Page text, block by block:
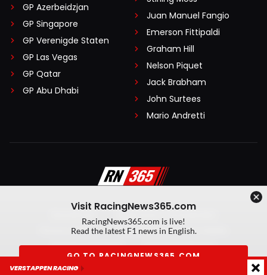
GP Azerbeidzjan
GP Singapore
GP Verenigde Staten
GP Las Vegas
GP Qatar
GP Abu Dhabi
Juan Manuel Fangio
Emerson Fittipaldi
Graham Hill
Nelson Piquet
Jack Brabham
John Surtees
Mario Andretti
Algemene voorwaarden
Privacy Policy
Created by On Your Marks
Privacy manager
Kansspeluitingen
© 2026 RacingNews365. Alle rechten voorbehouden
Visit RacingNews365.com
RacingNews365.com is live!
Read the latest F1 news in English.
GO TO RACINGNEWS365.COM
VERSTAPPEN RACING